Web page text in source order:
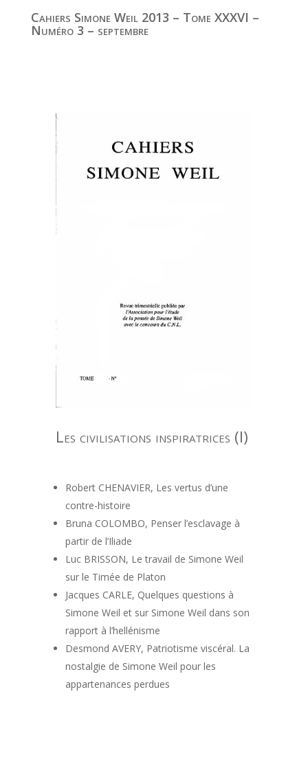
Cahiers Simone Weil 2013 – Tome XXXVI –
Numéro 3 – septembre
Les civilisations inspiratrices (I)
Robert CHENAVIER, Les vertus d’une
contre-histoire
Bruna COLOMBO, Penser l’esclavage à
partir de l’Iliade
Luc BRISSON, Le travail de Simone Weil
sur le Timée de Platon
Jacques CARLE, Quelques questions à
Simone Weil et sur Simone Weil dans son
rapport à l’hellénisme
Desmond AVERY, Patriotisme viscéral. La
nostalgie de Simone Weil pour les
appartenances perdues